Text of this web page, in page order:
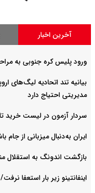
پربازدیدترین
انتخاب سرمربی تیم ملی
علیه اینفانتینو: فیفا به
استقلال!
باشگاه‌های فوتسال آسیا
منتفی شد
فینال جام جهانی ۲۰۳۰ در مراکش